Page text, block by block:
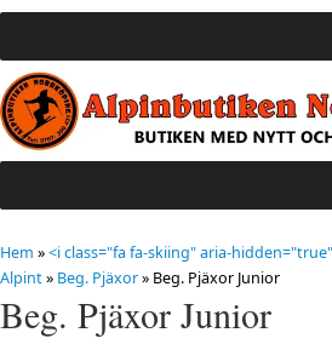
Hem »<i class="fa fa-skiing" aria-
Alpint» Beg. Pjäxor» Beg. Pjäxor Junior
Beg. Pjäxor Junior